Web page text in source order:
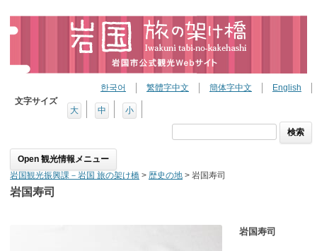
English
簡体字中文
繁體字中文
한국어
文字サイズ
小
中
大
検
Skip to content
岩国観光振興課－岩国 旅の架け橋 > 歴史の地 > 岩国寿司
岩国寿司
岩国寿司